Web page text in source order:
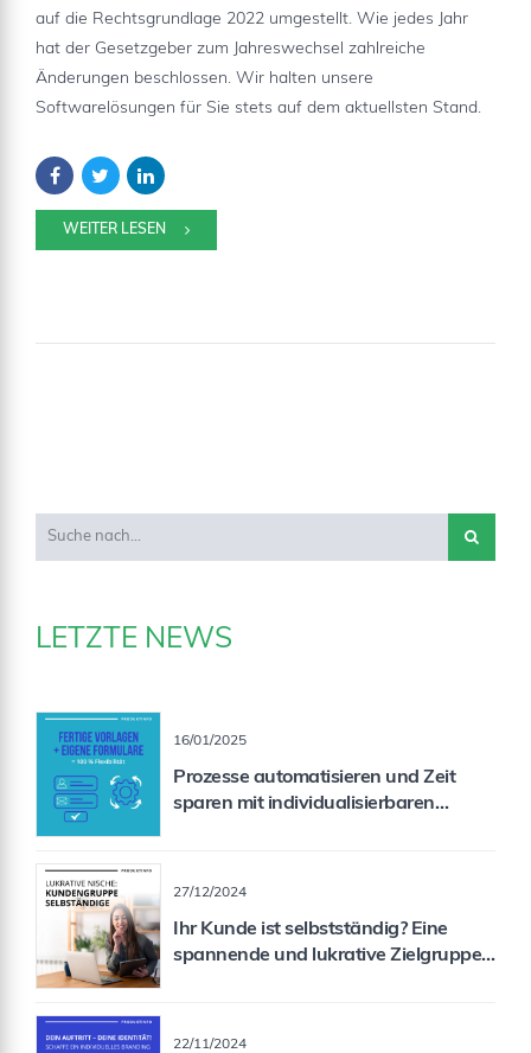
auf die Rechtsgrundlage 2022 umgestellt. Wie jedes Jahr
hat der Gesetzgeber zum Jahreswechsel zahlreiche
Änderungen beschlossen. Wir halten unsere
Softwarelösungen für Sie stets auf dem aktuellsten Stand.
WEITER LESEN
LETZTE NEWS
16/01/2025
Prozesse automatisieren und Zeit
sparen mit individualisierbaren
27/12/2024
Ihr Kunde ist selbstständig? Eine
spannende und lukrative Zielgruppe
22/11/2024